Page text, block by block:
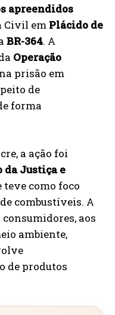
apreendidos
Civil em Plácido de
BR-364. A
Operação
prisão em
de
forma
a ação foi
Justiça e
teve como foco
combustíveis. A
aos
ambiente,
de produtos